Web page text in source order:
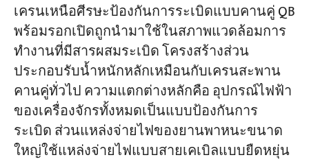
เครนเหนือศีรษะป้องกันการระเบิดแบบคานคู่ QB
พร้อมรอกเปิดถูกนำมาใช้ในสภาพแวดล้อมการ
ทำงานที่มีสารผสมระเบิด โครงสร้างส่วน
ประกอบรับน้ำหนักหลักเหมือนกับเครนสะพาน
คานคู่ทั่วไป ความแตกต่างหลักคือ อุปกรณ์ไฟฟ้า
ของเครื่องจักรทั้งหมดเป็นแบบป้องกันการ
ระเบิด ส่วนแหล่งจ่ายไฟของยานพาหนะขนาด
ใหญ่ใช้แหล่งจ่ายไฟแบบสายเคเบิลแบบยืดหยุ่น